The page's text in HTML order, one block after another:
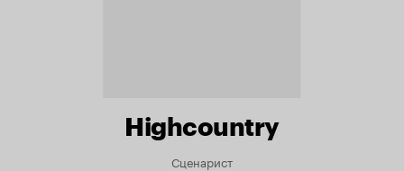
Highcountry
Сценарист